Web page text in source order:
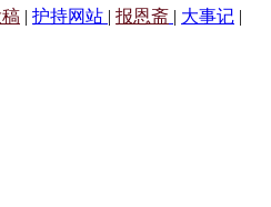
| 护持网站 | 报恩斋 | 大事记 |